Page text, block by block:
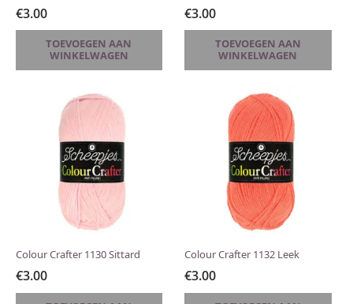
€3.00
TOEVOEGEN AAN
WINKELWAGEN
€3.00
TOEVOEGEN AAN
WINKELWAGEN
Colour Crafter 1130 Sittard
€3.00
Colour Crafter 1132 Leek
€3.00